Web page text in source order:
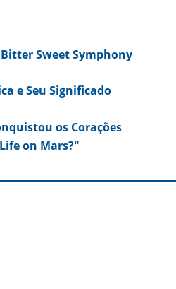
Sweet Symphony
e Seu Significado
os Corações
on Mars?"